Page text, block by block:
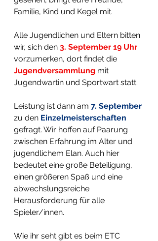
Familie, Kind und Kegel mit.
Alle Jugendlichen und Eltern bitten
wir, sich den 3. September 19 Uhr
vorzumerken, dort findet die
Jugendversammlung mit
Jugendwartin und Sportwart statt.
Leistung ist dann am 7. September
zu den Einzelmeisterschaften
gefragt. Wir hoffen auf Paarung
zwischen Erfahrung im Alter und
jugendlichem Elan. Auch hier
bedeutet eine große Beteiligung,
einen größeren Spaß und eine
abwechslungsreiche
Herausforderung für alle
Spieler/innen.
Wie ihr seht gibt es beim ETC